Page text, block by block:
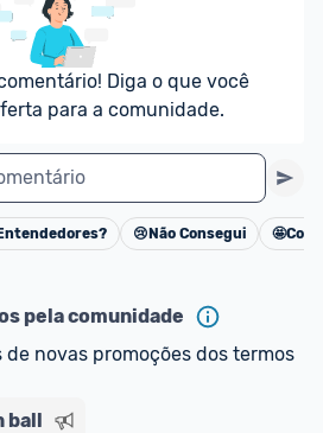
Diga o que você
para a comunidade.
Cancelar
😢 Não Consegui 🤩
pela comunidade
de novas promoções dos termos
ball